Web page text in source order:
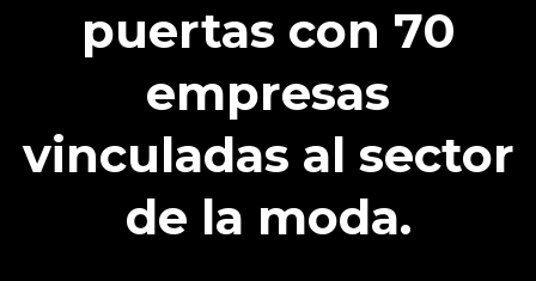
puertas con 70
empresas
vinculadas al sector
de la moda.